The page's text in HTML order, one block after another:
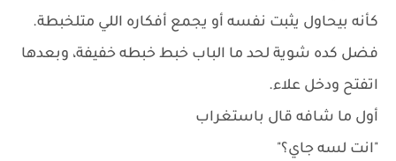
كأنه بيحاول يثبت نفسه أو يجمع أفكاره اللي متلخبطة.
فضل كده شوية لحد ما الباب خبط خبطه خفيفة، وبعدها
اتفتح ودخل علاء.
أول ما شافه قال باستغراب
"انت لسه جاي؟"